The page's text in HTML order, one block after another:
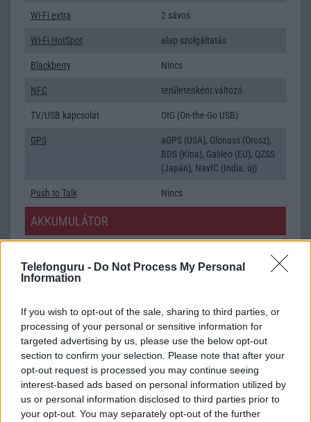
Telefonguru - Do Not Process My Personal
Information
If you wish to opt-out of the sale, sharing to third parties, or
processing of your personal or sensitive information for
targeted advertising by us, please use the below opt-out
section to confirm your selection. Please note that after your
opt-out request is processed you may continue seeing
interest-based ads based on personal information utilized by
us or personal information disclosed to third parties prior to
your opt-out. You may separately opt-out of the further
Wi-Fi extra 2 sávos
Wi-Fi HotSpot alap szolgáltatás
Blackberry Nincs
NFC területenként változó
TV/USB kapcsolat OtG (On-the-Go USB)
GPS
aGPS (USA), Glonass (Orosz),
BDS (Kína), Galileo (EU), QZSS
(Japán), NavIC (India, új)
Push to Talk Nincs
AKKUMULÁTOR
Készenléti idő h /
Az akkumulátor nem vehetõ ki!
Beszélgetési idő h /
Gyorstöltés
67W-os gyorstöltés
ALKALMAZÁSOK ÉS ÉRZÉKELŐK
Flash/Ujjlenyomat olvasó Fingerprint sensor